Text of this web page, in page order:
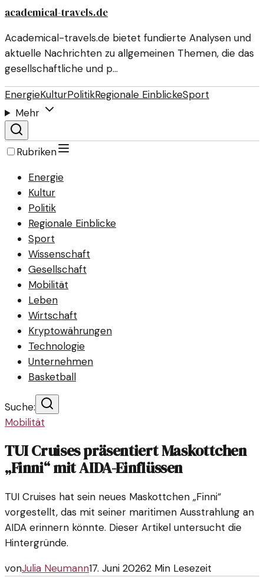
academical-travels.de
Academical-travels.de bietet fundierte Analysen und
aktuelle Nachrichten zu allgemeinen Themen, die das
gesellschaftliche und p…
EnergieKulturPolitikRegionale EinblickeSport
Mehr
Rubriken
Energie
Kultur
Politik
Regionale Einblicke
Sport
Wissenschaft
Gesellschaft
Mobilität
Leben
Wirtschaft
Kryptowährungen
Technologie
Unternehmen
Basketball
Suche:
Mobilität
TUI Cruises präsentiert Maskottchen
„Finni“ mit AIDA-Einflüssen
TUI Cruises hat sein neues Maskottchen „Finni“
vorgestellt, das mit seiner maritimen Ausstrahlung an
AIDA erinnern könnte. Dieser Artikel untersucht die
Hintergründe.
vonJulia Neumann17. Juni 20262 Min Lesezeit